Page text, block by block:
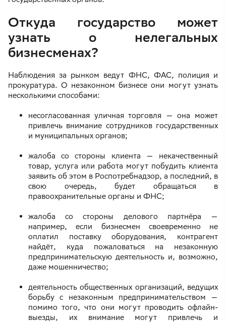
Откуда государство может
узнать о нелегальных
бизнесменах?
Наблюдения за рынком ведут ФНС, ФАС, полиция и
прокуратура. О незаконном бизнесе они могут узнать
несколькими способами:
несогласованная уличная торговля — она может
привлечь внимание сотрудников государственных
и муниципальных органов;
жалоба со стороны клиента — некачественный
товар, услуга или работа могут побудить клиента
заявить об этом в Роспотребнадзор, а последний, в
свою очередь, будет обращаться в
правоохранительные органы и ФНС;
жалоба со стороны делового партнёра —
например, если бизнесмен своевременно не
оплатил поставку оборудования, контрагент
найдёт, куда пожаловаться на незаконную
предпринимательскую деятельность и, возможно,
даже мошенничество;
деятельность общественных организаций, ведущих
борьбу с незаконным предпринимательством —
помимо того, что они могут проводить офлайн-
выезды, их внимание могут привлечь и